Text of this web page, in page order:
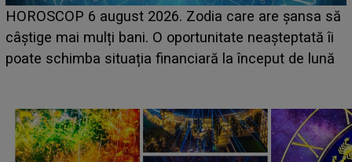
HOROSCOP 6 august 2026. Zodia care are șansa să
câștige mai mulți bani. O oportunitate neașteptată îi
poate schimba situația financiară la început de lună